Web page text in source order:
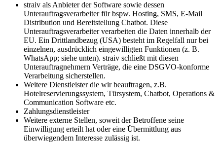
straiv als Anbieter der Software sowie dessen
Unterauftragsverarbeiter für bspw. Hosting, SMS, E-Mail
Distribution und Bereitstellung Chatbot. Diese
Unterauftragsverarbeiter verarbeiten die Daten innerhalb der
EU. Ein Drittlandbezug (USA) besteht im Regelfall nur bei
einzelnen, ausdrücklich eingewilligten Funktionen (z. B.
WhatsApp; siehe unten). straiv schließt mit diesen
Unterauftragnehmern Verträge, die eine DSGVO-konforme
Verarbeitung sicherstellen.
Weitere Dienstleister die wir beauftragen, z.B.
Hotelreservierungssystem, Türsystem, Chatbot, Operations &
Communication Software etc.
Zahlungsdienstleister
Weitere externe Stellen, soweit der Betroffene seine
Einwilligung erteilt hat oder eine Übermittlung aus
überwiegendem Interesse zulässig ist.